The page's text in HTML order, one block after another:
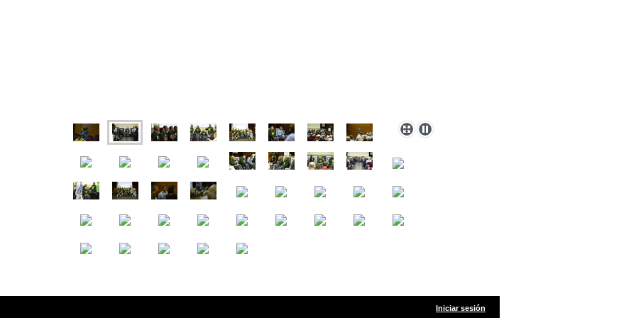
Iniciar sesión